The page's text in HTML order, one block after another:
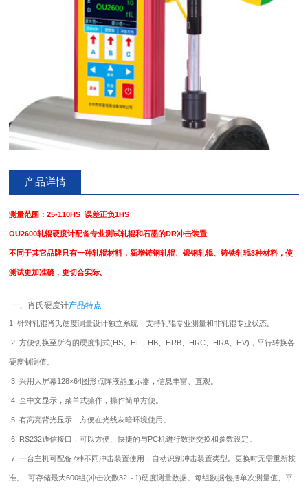
产品详情
测量范围：25-110HS 误差正负1HS
OU2600轧辊硬度计配备专业测试轧辊和石墨的DR冲击装置
不同于其它品牌只有一种轧辊材料，新增铸钢轧辊、锻钢轧辊、铸铁轧辊3种材料，使
测试更加准确，更切合实际。
一、 肖氏硬度计产品特点
1. 针对轧辊肖氏硬度测量设计独立系统，支持轧辊专业测量和非轧辊专业状态。
2. 方便切换至所有的硬度制式(HS、HL、HB、HRB、HRC、HRA、HV)，平行转换各
硬度制测值。
3. 采用大屏幕128×64图形点阵液晶显示器，信息丰富、直观。
4. 全中文显示，菜单式操作，操作简单方便。
5. 有高亮背光显示，方便在光线灰暗环境使用。
6. RS232通信接口，可以方便、快捷的与PC机进行数据交换和参数设定。
7. 一台主机可配备7种不同冲击装置使用，自动识别冲击装置类型。更换时无需重新校
准。 可存储最大600组(冲击次数32～1)硬度测量数据。每组数据包括单次测量值、平